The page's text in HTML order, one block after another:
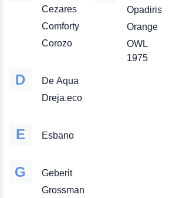
Cezares
Comforty
Corozo
D
De Aqua
Dreja.eco
E Esbano
G
Geberit
Grossman
Opadiris
Orange
OWL
1975